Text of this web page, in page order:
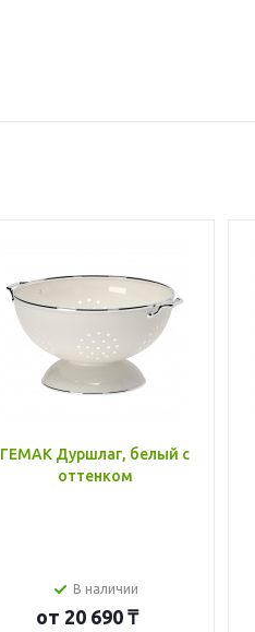
ГЕМАК Дуршлаг, белый с
оттенком
В наличии
от 20 690 ₸